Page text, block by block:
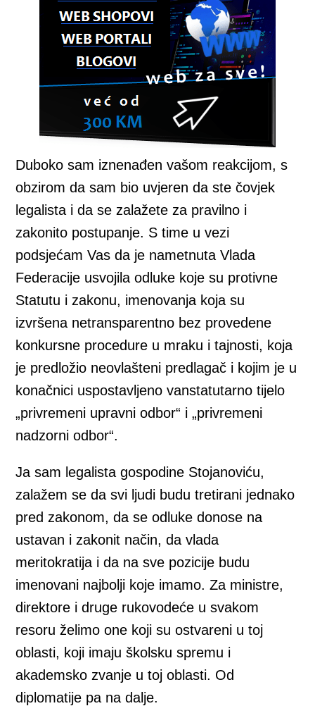
Duboko sam iznenađen vašom reakcijom, s
obzirom da sam bio uvjeren da ste čovjek
legalista i da se zalažete za pravilno i
zakonito postupanje. S time u vezi
podsjećam Vas da je nametnuta Vlada
Federacije usvojila odluke koje su protivne
Statutu i zakonu, imenovanja koja su
izvršena netransparentno bez provedene
konkursne procedure u mraku i tajnosti, koja
je predložio neovlašteni predlagač i kojim je u
konačnici uspostavljeno vanstatutarno tijelo
„privremeni upravni odbor“ i „privremeni
nadzorni odbor“.
Ja sam legalista gospodine Stojanoviću,
zalažem se da svi ljudi budu tretirani jednako
pred zakonom, da se odluke donose na
ustavan i zakonit način, da vlada
meritokratija i da na sve pozicije budu
imenovani najbolji koje imamo. Za ministre,
direktore i druge rukovodeće u svakom
resoru želimo one koji su ostvareni u toj
oblasti, koji imaju školsku spremu i
akademsko zvanje u toj oblasti. Od
diplomatije pa na dalje.